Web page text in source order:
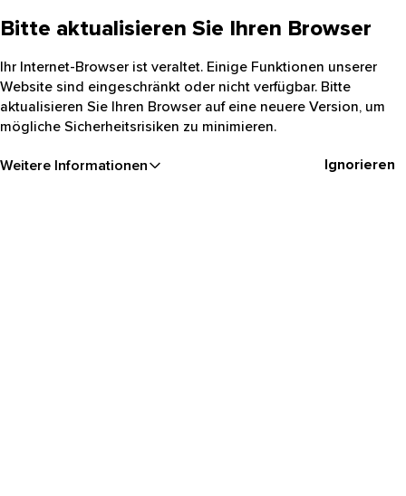
Bitte aktualisieren Sie Ihren Browser
Ihr Internet-Browser ist veraltet. Einige Funktionen unserer
Website sind eingeschränkt oder nicht verfügbar. Bitte
aktualisieren Sie Ihren Browser auf eine neuere Version, um
mögliche Sicherheitsrisiken zu minimieren.
Weitere Informationen Ignorieren